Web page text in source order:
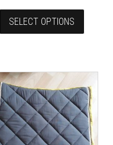
SELECT OPTIONS